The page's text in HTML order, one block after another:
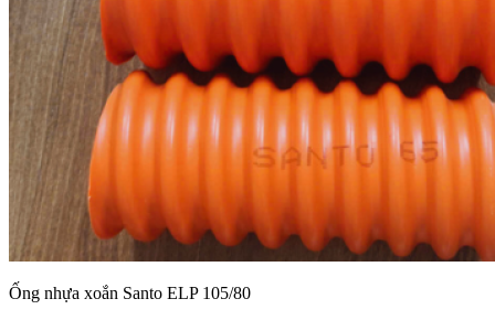
Ống nhựa xoắn Santo ELP 105/80